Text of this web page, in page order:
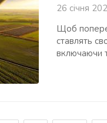
26 січня
Щоб
ставлять
включаючи